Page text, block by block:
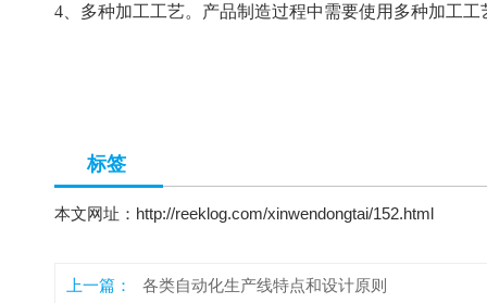
4、多种加工工艺。产品制造过程中需要使用多种加工工
标签
本文网址： http://reeklog.com/xinwendongtai/152.html
上一篇： 各类自动化生产线特点和设计原则